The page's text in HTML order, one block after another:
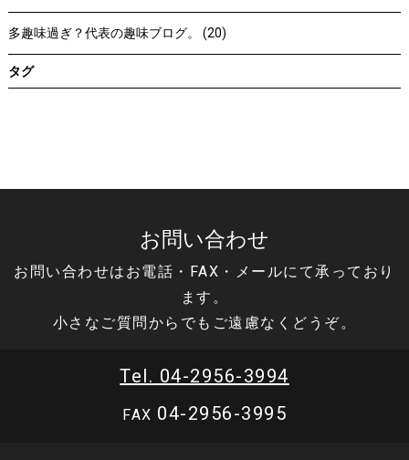
多趣味過ぎ？代表の趣味ブログ。 (20)
タグ
お問い合わせ
お問い合わせはお電話・FAX・メールにて承っており
ます。
小さなご質問からでもご遠慮なくどうぞ。
Tel. 04-2956-3994
FAX 04-2956-3995